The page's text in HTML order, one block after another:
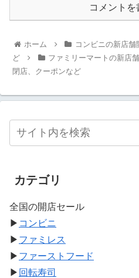
コメントを
ホーム
コンビニの新店
ど
ファミリーマートの新店
閉店、クーポンなど
カテゴリ
全国の開店セール
▶ コンビニ
▶ ファミレス
▶ ファーストフード
▶ 回転寿司